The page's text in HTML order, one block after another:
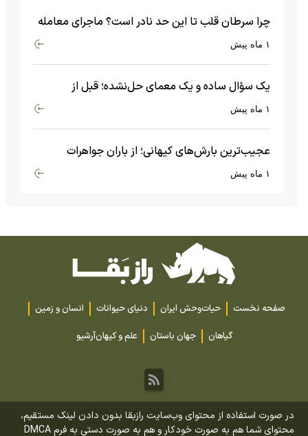
چرا سرطان قلب تا این حد نادر است؟ ماجرای معامله
عجیبی که در بدن اتفاق می‌افتد!۱ ماه پیش
یک سؤال ساده و یک معمای حل‌نشده؛ قبل از
بیگ‌بنگ و آغاز جهان چه چیزی وجود داشت؟۱ ماه پیش
عجیب‌ترین بارش‌های کیهانی؛ از باران جواهرات
گران‌قیمت تا بارش آهن و شیشه۱ ماه پیش
صفحه نخست حیات‌وحش ایران دنیای حیوانات
انسان و زمین
گیاهان
جهان باستان علم و کیهانآرشیو
در صورت استفاده از محتوای وب‌سایت رازبقا بدون دادن لینک مستقیم،
محتوای شما هم به صورت خودکار و هم به صورت دستی به فرم DMCA